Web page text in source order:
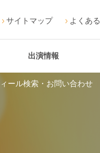
サイトマップ よくあ
出演情報
ール検索・お問い合わせ